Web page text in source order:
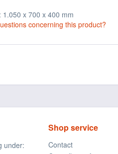
x 700 x 400 mm
concerning this product?
under:
Shop service
Contact